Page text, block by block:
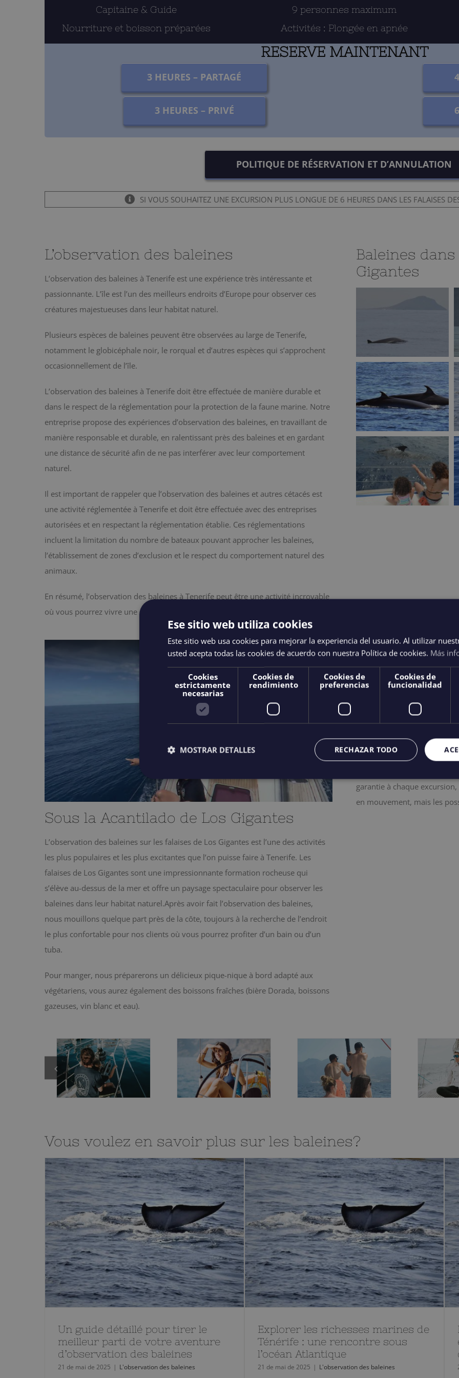
Capitaine & Guide
Nourriture et boisson préparées
9 personnes maximum
Activités : Plongée en apnée
RESERVE MAINTENANT
3 HEURES – PARTAGÉ
3 HEURES – PRIVÉ
POLITIQUE DE RÉSERVATION ET D’ANNULATION
SI VOUS SOUHAITEZ UNE EXCURSION PLUS LONGUE DE 6 HEURES DANS LES FALAISES
L’observation des baleines
L’observation des baleines à Tenerife est une expérience très intéressante et
passionnante. L’île est l’un des meilleurs endroits d’Europe pour observer ces
créatures majestueuses dans leur habitat naturel.
Plusieurs espèces de baleines peuvent être observées au large de Tenerife,
notamment le globicéphale noir, le rorqual et d’autres espèces qui s’approchent
occasionnellement de l’île.
L’observation des baleines à Tenerife doit être effectuée de manière durable et
dans le respect de la réglementation pour la protection de la faune marine. Notre
entreprise propose des expériences d’observation des baleines, en travaillant de
manière responsable et durable, en ralentissant près des baleines et en gardant
une distance de sécurité afin de ne pas interférer avec leur comportement
naturel.
Il est important de rappeler que l’observation des baleines et autres cétacés est
une activité réglementée à Tenerife et doit être effectuée avec des entreprises
autorisées et en respectant la réglementation établie. Ces réglementations
incluent la limitation du nombre de bateaux pouvant approcher les baleines,
l’établissement de zones d’exclusion et le respect du comportement naturel des
animaux.
En résumé, l’observation des baleines à Tenerife peut être une activité incroyable
où vous pourrez vivre une expérience unique et passionnante.
Baleines
Gigantes
Sous la Acantilado de Los Gigantes
L’observation des baleines sur les falaises de Los Gigantes est l’une des activités
les plus populaires et les plus excitantes que l’on puisse faire à Tenerife. Les
falaises de Los Gigantes sont une impressionnante formation rocheuse qui
s’élève au-dessus de la mer et offre un paysage spectaculaire pour observer les
baleines dans leur habitat naturel.Après avoir fait l’observation des baleines,
nous mouillons quelque part près de la côte, toujours à la recherche de l’endroit
le plus confortable pour nos clients où vous pourrez profiter d’un bain ou d’un
tuba.
Pour manger, nous préparerons un délicieux pique-nique à bord adapté aux
végétariens, vous aurez également des boissons fraîches (bière Dorada, boissons
gazeuses, vin blanc et eau).
Route des
capitaine et le
Les excursions partent de
Nos guides et skippers
baleines et connaissent
voir dans leur habitat
Il est important de se
garantie à chaque
en mouvement, mais les
Vous voulez en savoir plus sur les baleines?
Un guide détaillé pour tirer le
meilleur parti de votre aventure
d’observation des baleines
21 de mai de 2025 | L'observation des baleines
Explorer les richesses marines de
Ténérife : une rencontre sous
l’océan Atlantique
21 de mai de 2025 | L'observation des baleines
Ese sitio web utiliza cookies
Este sitio web usa cookies para mejorar la experiencia del usuario. Al utilizar
usted acepta todas las cookies de acuerdo con nuestra Política de cookies. Más
Cookies
estrictamente
necesarias
Cookies de
rendimiento
Cookies de
preferencias
Cookies de
funcionalidad
RECHAZAR TODO
MOSTRAR DETALLES